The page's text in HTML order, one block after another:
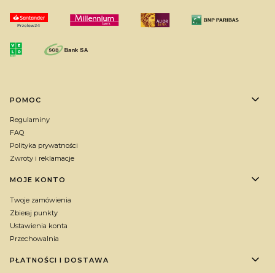
Linki w stopce
POMOC
Regulaminy
FAQ
Polityka prywatności
Zwroty i reklamacje
MOJE KONTO
Twoje zamówienia
Zbieraj punkty
Ustawienia konta
Przechowalnia
PŁATNOŚCI I DOSTAWA